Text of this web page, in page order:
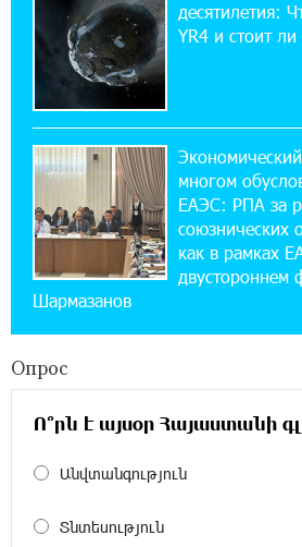
12:04:53 28-07-2026
Обновленный Центр
Ucom открылся по
22:28:49 27-07-2026
Никогда Нагорный
независимого
Карапетян
17:52:29 25-07-2026
Бывший премьер-
обратился к
осужденных в Азербайджане
12:17:04 23-07-2026
Против кого
Аршак Карапетян
12:04:45 23-07-2026
десятилетия:
YR4 и стоит ли
многом
ЕАЭС: РПА за
союзнических
как в рамках
двустороннем
Шармазанов
Опрос
Ո՞րն է այսօր Հայաստանի
Անվտանգություն
Տնտեսություն